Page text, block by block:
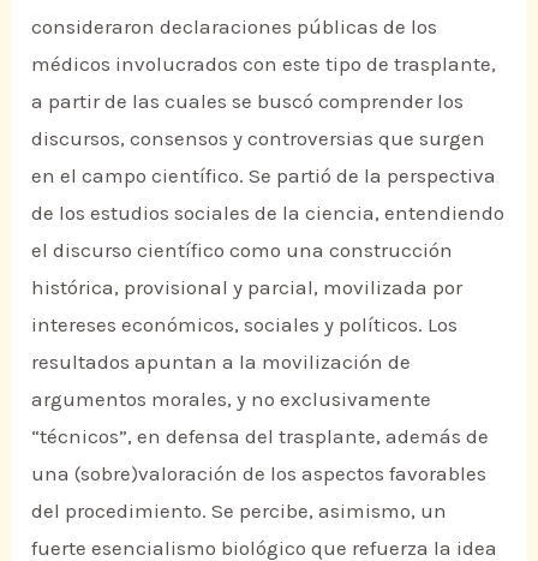
consideraron declaraciones públicas de los
médicos involucrados con este tipo de trasplante,
a partir de las cuales se buscó comprender los
discursos, consensos y controversias que surgen
en el campo científico. Se partió de la perspectiva
de los estudios sociales de la ciencia, entendiendo
el discurso científico como una construcción
histórica, provisional y parcial, movilizada por
intereses económicos, sociales y políticos. Los
resultados apuntan a la movilización de
argumentos morales, y no exclusivamente
“técnicos”, en defensa del trasplante, además de
una (sobre)valoración de los aspectos favorables
del procedimiento. Se percibe, asimismo, un
fuerte esencialismo biológico que refuerza la idea